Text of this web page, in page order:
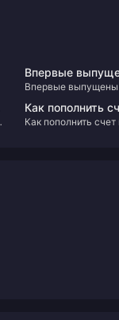
Впервые
драмы
Впервые выпущены
Как пополнить
(глобально)
Как пополнить